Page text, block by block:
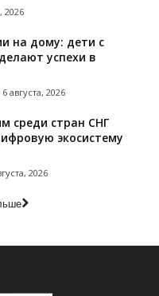
2026
на дому: дети с
успехи в
6 августа, 2026
среди стран СНГ
экосистему
2026